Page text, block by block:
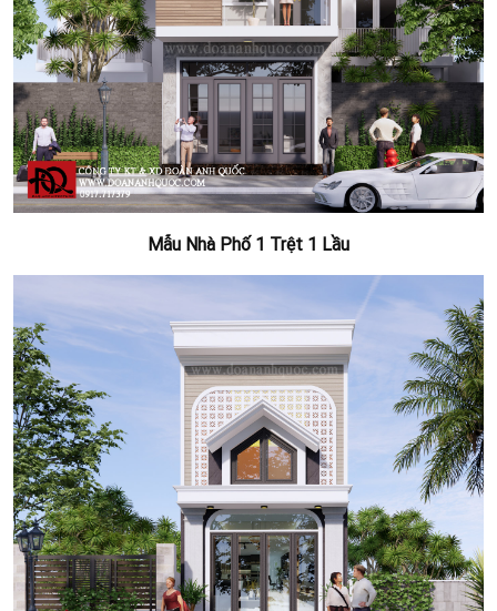
Mẫu Nhà Phố 1 Trệt 1 Lầu